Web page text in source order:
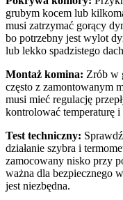
grubym kocem lub
musi zatrzymać gorący
bo potrzebny jest wylot
lub lekko spadzistego
Montaż komina: Zrób w
często z zamontowanym
musi mieć regulację
kontrolować temperaturę
Test techniczny:
działanie szybra i
zamocowany nisko przy
ważna dla bezpiecznego
jest niezbędna.